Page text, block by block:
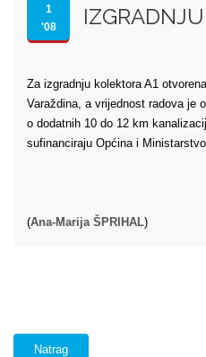
1
'08
Za izgradnju kolektora A1
Varaždina, a vrijednost radova je
o dodatnih 10 do 12 km
sufinanciraju Općina i
(Ana-Marija ŠPRIHAL)
Natrag